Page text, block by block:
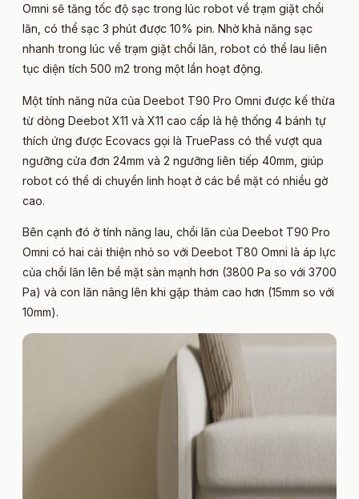
Omni sẽ tăng tốc độ sạc trong lúc robot về trạm giặt chổi
lăn, có thể sạc 3 phút được 10% pin. Nhờ khả năng sạc
nhanh trong lúc về trạm giặt chổi lăn, robot có thể lau liên
tục diện tích 500 m2 trong một lần hoạt động.
Một tính năng nữa của Deebot T90 Pro Omni được kế thừa
từ dòng Deebot X11 và X11 cao cấp là hệ thống 4 bánh tự
thích ứng được Ecovacs gọi là TruePass có thể vượt qua
ngưỡng cửa đơn 24mm và 2 ngưỡng liên tiếp 40mm, giúp
robot có thể di chuyển linh hoạt ở các bề mặt có nhiều gờ
cao.
Bên cạnh đó ở tính năng lau, chổi lăn của Deebot T90 Pro
Omni có hai cải thiện nhỏ so với Deebot T80 Omni là áp lực
của chổi lăn lên bề mặt sàn mạnh hơn (3800 Pa so với 3700
Pa) và con lăn nâng lên khi gặp thảm cao hơn (15mm so với
10mm).